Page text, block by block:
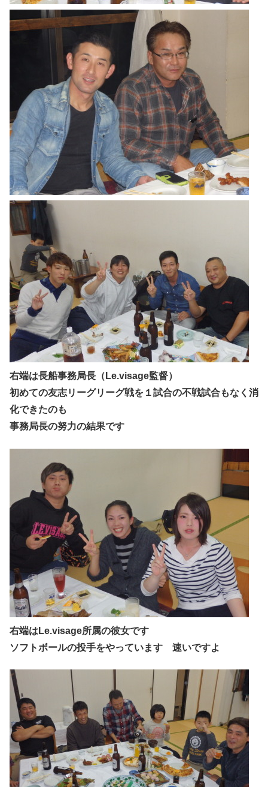
右端は長船事務局長（Le.visage監督）
初めての友志リーグリーグ戦を１試合の不戦試合もなく消
化できたのも
事務局長の努力の結果です
右端はLe.visage所属の彼女です
ソフトボールの投手をやっています 速いですよ